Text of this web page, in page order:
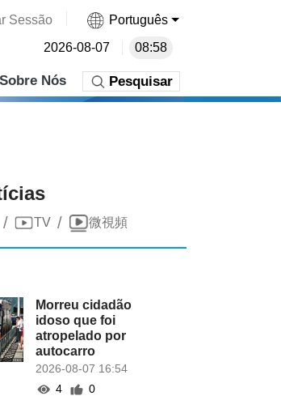
Sessão Português
2026-08-07 08:58
Sobre Nós Pesquisar
/ TV / 微視頻
Morreu cidadão
idoso que foi
atropelado por
autocarro
2026-08-07 16:54
4
0